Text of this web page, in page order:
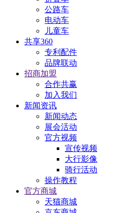
公路车
电动车
儿童车
共享360
专利配件
品牌联动
招商加盟
合作共赢
加入我们
新闻资讯
新闻动态
展会活动
官方视频
宣传视频
大行影像
骑行活动
操作教程
官方商城
天猫商城